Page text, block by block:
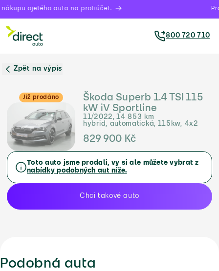
ojetého auta na protiúčet.
800 720 710
Zpět na výpis
Již prodáno
Škoda Superb 1.4 TSI 115
kW iV Sportline
11/2022, 14 853 km
hybrid, automatická, 115kw, 4x2
829 900 Kč
Toto auto jsme prodali, vy si ale můžete vybrat z
nabídky podobných aut níže.
Chci takové auto
Podobná auta